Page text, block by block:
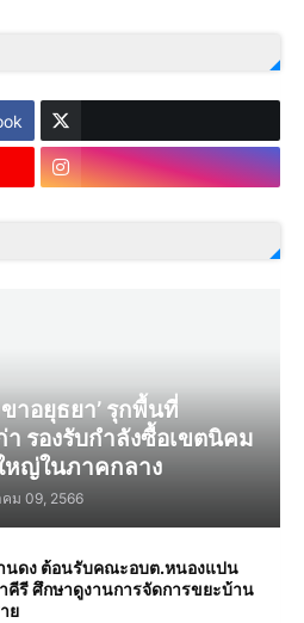
าอยุธยา’ รุกพื้นที่
า รองรับกำลังซื้อเขตนิคม
หญ่ในภาคกลาง
ม 09, 2566
นดง ต้อนรับคณะอบต.หนองแปน
คีรี ศึกษาดูงานการจัดการขยะบ้าน
ย